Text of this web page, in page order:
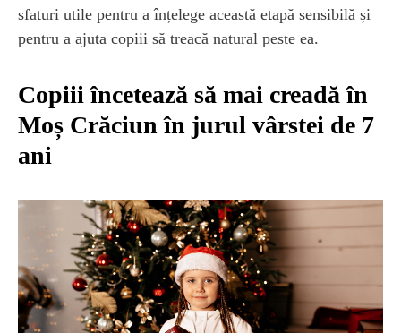
sfaturi utile pentru a înțelege această etapă sensibilă și
pentru a ajuta copiii să treacă natural peste ea.
Copiii încetează să mai creadă în
Moș Crăciun în jurul vârstei de 7
ani